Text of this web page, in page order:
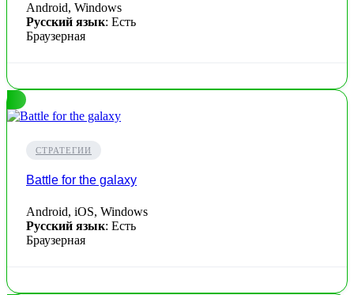
Android, Windows
Русский язык: Есть
Браузерная
СТРАТЕГИИ
Battle for the galaxy
Android, iOS, Windows
Русский язык: Есть
Браузерная